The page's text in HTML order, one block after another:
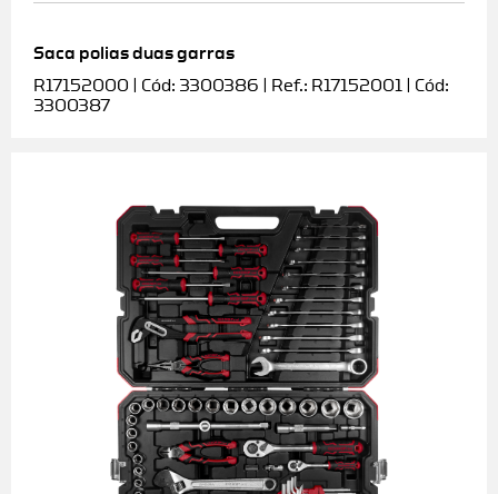
Saca polias duas garras
R17152000 | Cód: 3300386 | Ref.: R17152001 | Cód:
3300387